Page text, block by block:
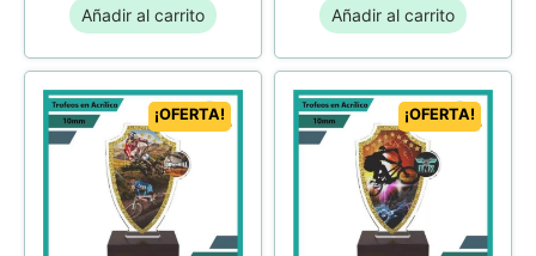
Añadir al carrito Añadir al carrito
¡OFERTA! ¡OFERTA!